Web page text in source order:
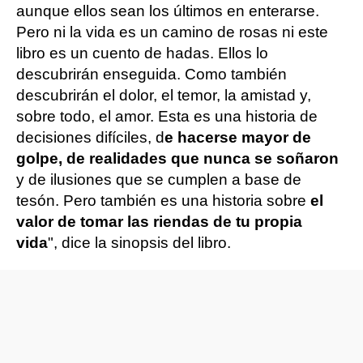
aunque ellos sean los últimos en enterarse.
Pero ni la vida es un camino de rosas ni este
libro es un cuento de hadas. Ellos lo
descubrirán enseguida. Como también
descubrirán el dolor, el temor, la amistad y,
sobre todo, el amor. Esta es una historia de
decisiones difíciles, de hacerse mayor de
golpe, de realidades que nunca se soñaron
y de ilusiones que se cumplen a base de
tesón. Pero también es una historia sobre el
valor de tomar las riendas de tu propia
vida", dice la sinopsis del libro.